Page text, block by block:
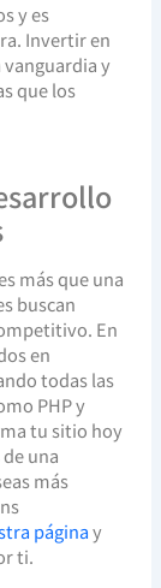
y es
Invertir en
y
que los
más que una
buscan
En
en
todas las
PHP y
tu sitio hoy
una
más
páginay
ti.